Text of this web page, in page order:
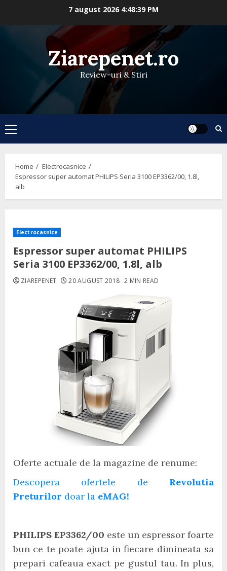
7 august 2026 4:48:40 PM
Ziarepenet.ro
Review-uri & Stiri
Primary
Menu
Home
Electrocasnice
Espressor super automat PHILIPS Seria 3100 EP3362/00, 1.8l,
alb
Electrocasnice
Espressor super automat PHILIPS
Seria 3100 EP3362/00, 1.8l, alb
ZIAREPENET 20 AUGUST 2018 2 MIN READ
Oferte actuale de la magazine de renume:
Descopera ofertele de Revolutia
Preturilor doar la eMAG!
PHILIPS EP3362/00 este un espressor foarte
bun ce te poate ajuta in fiecare dimineata sa
prepari cafeaua exact pe gustul tau. In plus,